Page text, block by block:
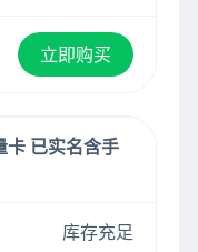
立即购买
卡 已实名含手
库存充足